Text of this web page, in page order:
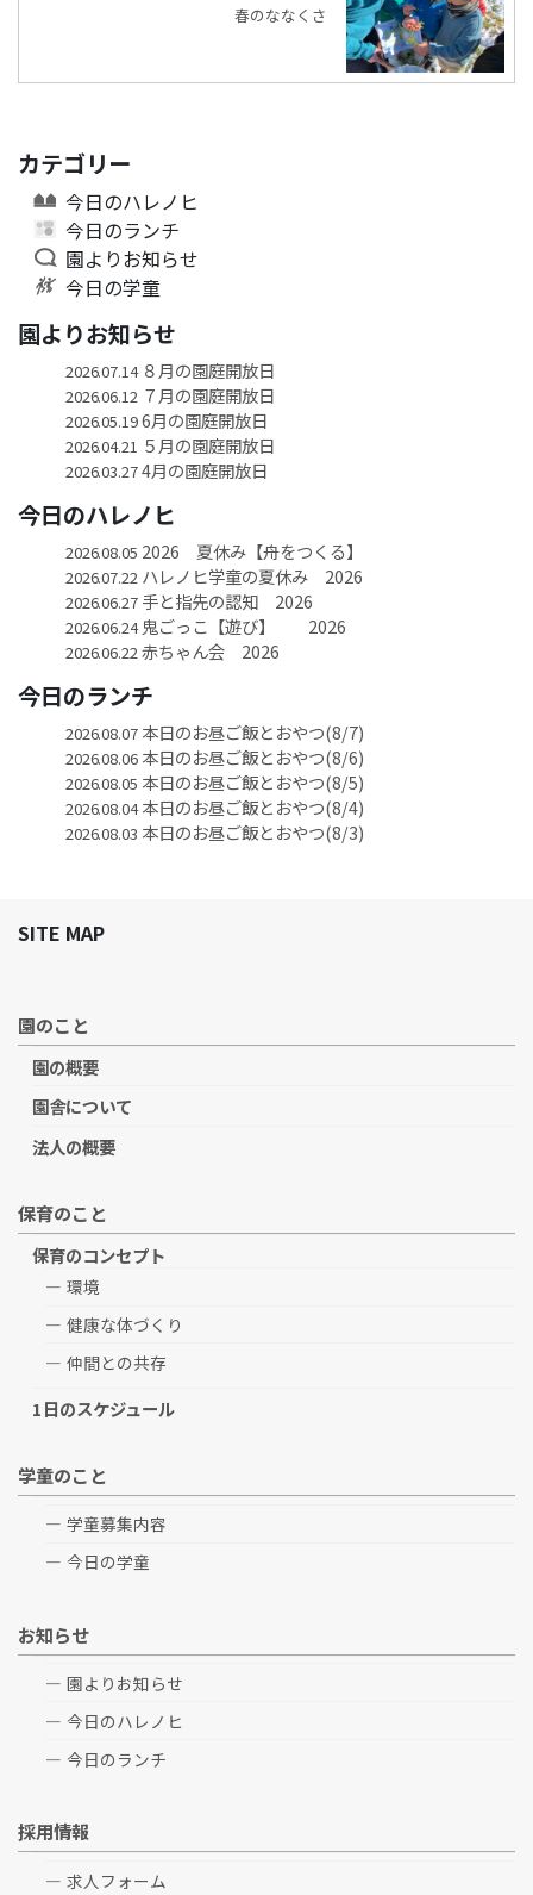
春のななくさ
カテゴリー
今日のハレノヒ
今日のランチ
園よりお知らせ
今日の学童
園よりお知らせ
2026.07.14８月の園庭開放日
2026.06.12 ７月の園庭開放日
2026.05.196月の園庭開放日
2026.04.21 ５月の園庭開放日
2026.03.274月の園庭開放日
今日のハレノヒ
2026.08.05 2026 夏休み【舟をつくる】
2026.07.22 ハレノヒ学童の夏休み 2026
2026.06.27手と指先の認知 2026
2026.06.24鬼ごっこ【遊び】 2026
2026.06.22 赤ちゃん会 2026
今日のランチ
2026.08.07本日のお昼ご飯とおやつ(8/7)
2026.08.06本日のお昼ご飯とおやつ(8/6)
2026.08.05 本日のお昼ご飯とおやつ(8/5)
2026.08.04本日のお昼ご飯とおやつ(8/4)
2026.08.03 本日のお昼ご飯とおやつ(8/3)
SITE MAP
園のこと
園の概要
園舎について
法人の概要
保育のこと
保育のコンセプト
環境
健康な体づくり
仲間との共存
1日のスケジュール
学童のこと
学童募集内容
今日の学童
お知らせ
園よりお知らせ
今日のハレノヒ
今日のランチ
採用情報
求人フォーム